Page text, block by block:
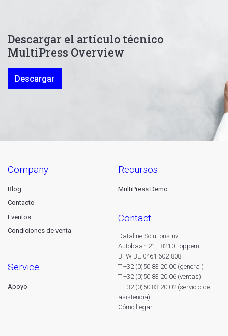
Descargar el artículo técnico
MultiPress Overview
Descargar
company
Blog
Contacto
Eventos
Condiciones de venta
service
Apoyo
recursos
MultiPress Demo
contact
Dataline Solutions nv
Autobaan 21 - 8210 Loppem
BTW BE 0461 602 808
T +32 (0)50 83 20 00 (general)
T +32 (0)50 83 20 06 (ventas)
T +32 (0)50 83 20 02 (servicio de
asistencia)
Cómo llegar